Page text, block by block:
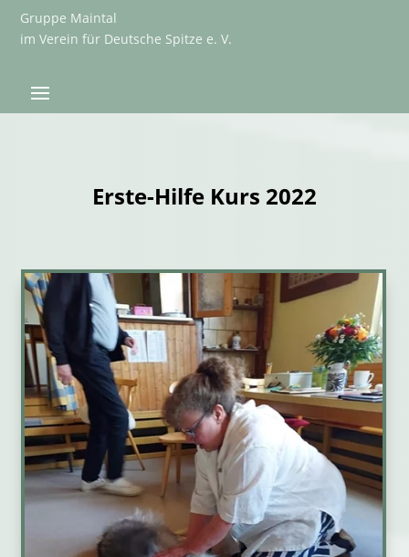
Gruppe Maintal
im Verein für Deutsche Spitze e. V.
Erste-Hilfe Kurs 2022